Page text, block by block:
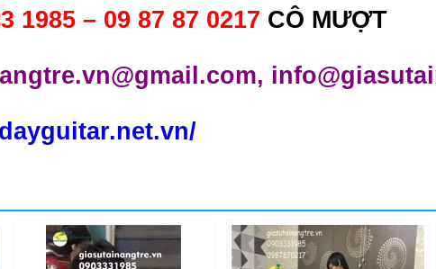
1985 – 09 87 87 0217 CÔ MƯỢT